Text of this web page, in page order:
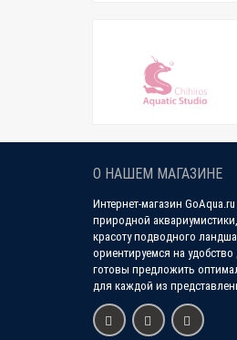
О НАШЕМ МАГАЗИНЕ
Интернет-магазин
природной
красоту подводного
ориентируемся на
готовы предложить
для каждой из